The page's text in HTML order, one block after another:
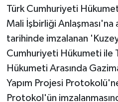
Türk Cumhuriyeti
Mali İşbirliği
tarihinde imzalanan 'Kuzey
Cumhuriyeti Hükumeti ile
Hükumeti Arasında
Yapım Projesi
Protokol'ün